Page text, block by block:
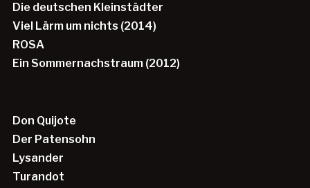
Die deutschen Kleinstädter
Viel Lärm um nichts (2014)
ROSA
Ein Sommernachstraum (2012)
Don Quijote
Der Patensohn
Lysander
Turandot